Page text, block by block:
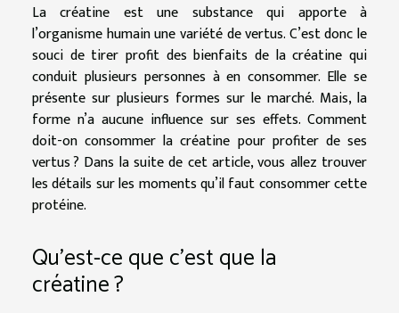
La créatine est une substance qui apporte à
l’organisme humain une variété de vertus. C’est donc le
souci de tirer profit des bienfaits de la créatine qui
conduit plusieurs personnes à en consommer. Elle se
présente sur plusieurs formes sur le marché. Mais, la
forme n’a aucune influence sur ses effets. Comment
doit-on consommer la créatine pour profiter de ses
vertus ? Dans la suite de cet article, vous allez trouver
les détails sur les moments qu’il faut consommer cette
protéine.
Qu’est-ce que c’est que la
créatine ?